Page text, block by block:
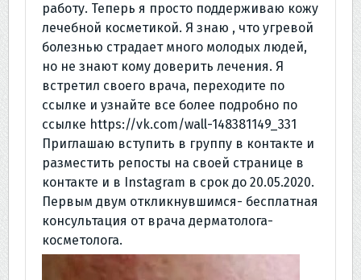
работу. Теперь я просто поддерживаю кожу
лечебной косметикой. Я знаю , что угревой
болезнью страдает много молодых людей,
но не знают кому доверить лечения. Я
встретил своего врача, переходите по
ссылке и узнайте все более подробно по
ссылке https://vk.com/wall-148381149_331
Приглашаю вступить в группу в контакте и
разместить репосты на своей странице в
контакте и в Instagram в срок до 20.05.2020.
Первым двум откликнувшимся- бесплатная
консультация от врача дерматолога-
косметолога.